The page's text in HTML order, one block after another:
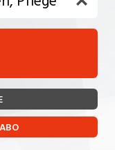
Sport